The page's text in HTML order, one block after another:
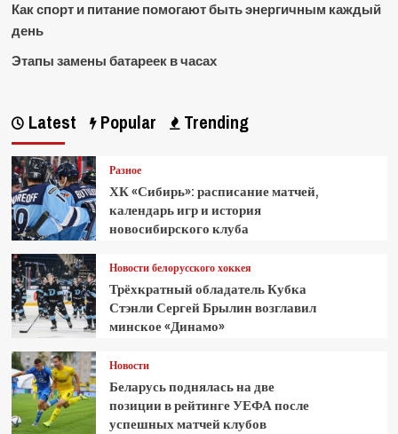
Как спорт и питание помогают быть энергичным каждый
день
Этапы замены батареек в часах
Latest Popular Trending
Разное
ХК «Сибирь»: расписание матчей,
календарь игр и история
новосибирского клуба
Новости белорусского хоккея
Трёхкратный обладатель Кубка
Стэнли Сергей Брылин возглавил
минское «Динамо»
Новости
Беларусь поднялась на две
позиции в рейтинге УЕФА после
успешных матчей клубов